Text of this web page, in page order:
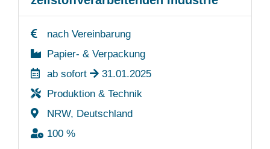
nach Vereinbarung
Papier- & Verpackung
ab sofort
31.01.2025
Produktion & Technik
NRW, Deutschland
100 %